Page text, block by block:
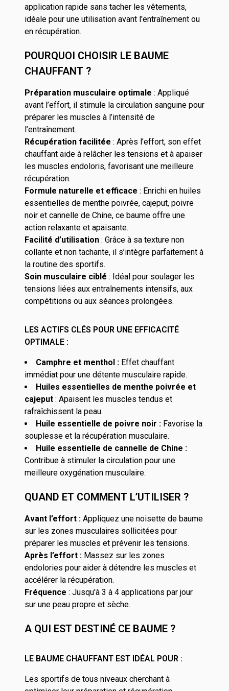
application rapide sans tacher les vêtements,
idéale pour une utilisation avant l'entraînement ou
en récupération.
POURQUOI CHOISIR LE BAUME
CHAUFFANT ?
Préparation musculaire optimale : Appliqué
avant l’effort, il stimule la circulation sanguine pour
préparer les muscles à l’intensité de
l’entraînement.
Récupération facilitée : Après l’effort, son effet
chauffant aide à relâcher les tensions et à apaiser
les muscles endoloris, favorisant une meilleure
récupération.
Formule naturelle et efficace : Enrichi en huiles
essentielles de menthe poivrée, cajeput, poivre
noir et cannelle de Chine, ce baume offre une
action relaxante et apaisante.
Facilité d’utilisation : Grâce à sa texture non
collante et non tachante, il s’intègre parfaitement à
la routine des sportifs.
Soin musculaire ciblé : Idéal pour soulager les
tensions liées aux entraînements intensifs, aux
compétitions ou aux séances prolongées.
LES ACTIFS CLÉS POUR UNE EFFICACITÉ
OPTIMALE :
Camphre et menthol : Effet chauffant
immédiat pour une détente musculaire rapide.
Huiles essentielles de menthe poivrée et
cajeput : Apaisent les muscles tendus et
rafraîchissent la peau.
Huile essentielle de poivre noir : Favorise la
souplesse et la récupération musculaire.
Huile essentielle de cannelle de Chine :
Contribue à stimuler la circulation pour une
meilleure oxygénation musculaire.
QUAND ET COMMENT L’UTILISER ?
Avant l’effort : Appliquez une noisette de baume
sur les zones musculaires sollicitées pour
préparer les muscles et prévenir les tensions.
Après l’effort : Massez sur les zones
endolories pour aider à détendre les muscles et
accélérer la récupération.
Fréquence : Jusqu'à 3 à 4 applications par jour
sur une peau propre et sèche.
A QUI EST DESTINÉ CE BAUME ?
LE BAUME CHAUFFANT EST IDÉAL POUR :
Les sportifs de tous niveaux cherchant à